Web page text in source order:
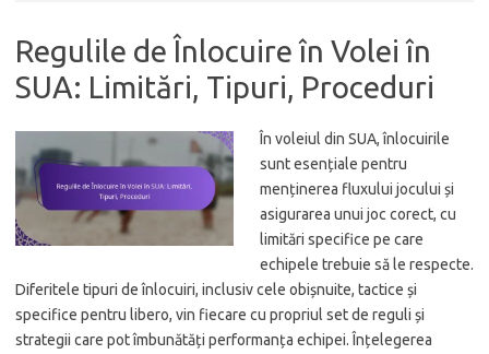
Regulile de Înlocuire în Volei în
SUA: Limitări, Tipuri, Proceduri
În voleiul din SUA, înlocuirile
sunt esențiale pentru
menținerea fluxului jocului și
asigurarea unui joc corect, cu
limitări specifice pe care
echipele trebuie să le respecte.
Diferitele tipuri de înlocuiri, inclusiv cele obișnuite, tactice și
specifice pentru libero, vin fiecare cu propriul set de reguli și
strategii care pot îmbunătăți performanța echipei. Înțelegerea